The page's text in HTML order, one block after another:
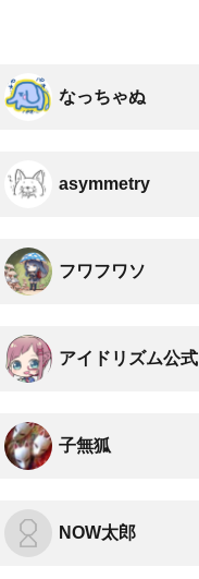
なっちゃぬ
asymmetry
フワフワソ
アイドリズム公式
子無狐
NOW太郎